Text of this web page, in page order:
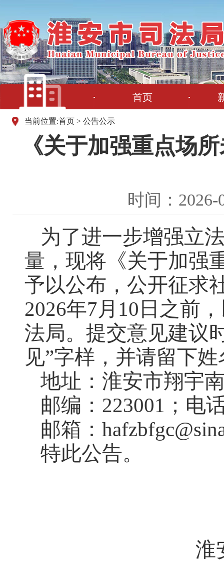
首页
当前位置:首页 >公告公示
《关于加强重点场
时间：
为了进一步增强立
量，现将《关于加强
予以公布，公开征求
2026年7月10日之前
法局。提交意见建议
见”字样，并请留下
地址：淮安市翔宇
邮编：223001；电
邮箱：
特此公告。
淮安